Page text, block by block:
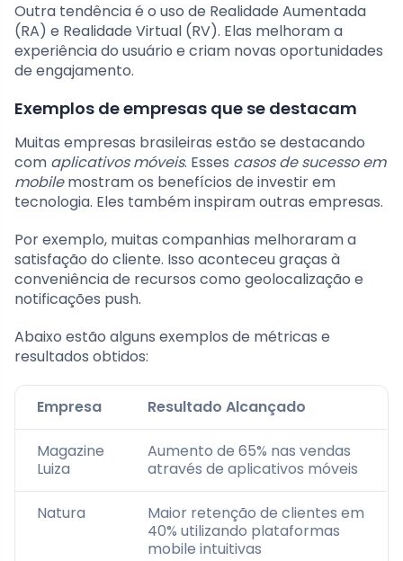
Outra tendência é o uso de Realidade Aumentada
(RA) e Realidade Virtual (RV). Elas melhoram a
experiência do usuário e criam novas oportunidades
de engajamento.
Exemplos de empresas que se destacam
Muitas empresas brasileiras estão se destacando
com aplicativos móveis. Esses casos de sucesso em
mobilemostram os benefícios de investir em
tecnologia. Eles também inspiram outras empresas.
Por exemplo, muitas companhias melhoraram a
satisfação do cliente. Isso aconteceu graças à
conveniência de recursos como geolocalização e
notificações push.
Abaixo estão alguns exemplos de métricas e
resultados obtidos:
Empresa Resultado Alcançado
Magazine
Luiza
Aumento de 65% nas vendas
através de aplicativos móveis
Natura
Maior retenção de clientes em
40% utilizando plataformas
mobile intuitivas